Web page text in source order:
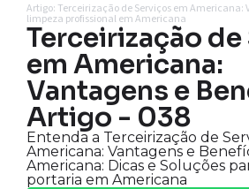
Artigo: Terceirização de Serviços em Americana:
limpeza profissional em Americana
Terceirização
em Americana:
Vantagens e
Artigo - 038
Entenda a Terceirização de
Americana: Vantagens e
Americana: Dicas e Soluções
portaria em Americana